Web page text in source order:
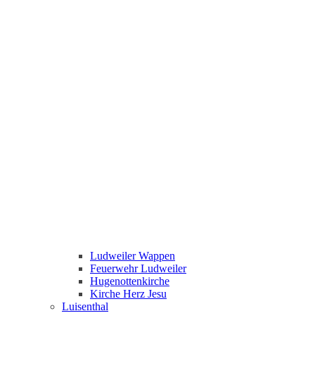
Ludweiler Wappen
Feuerwehr Ludweiler
Hugenottenkirche
Kirche Herz Jesu
Luisenthal